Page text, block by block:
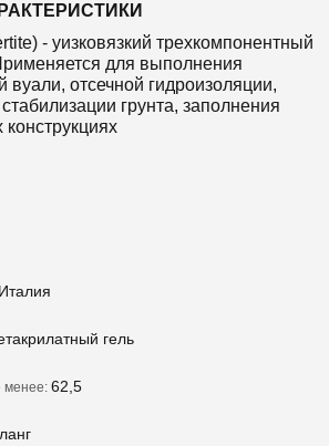
- yизковязкий трехкомпонентный
для выполнения
вуали, отсечной гидроизоляции,
грунта, заполнения
Италия
гель
менее: 62,5